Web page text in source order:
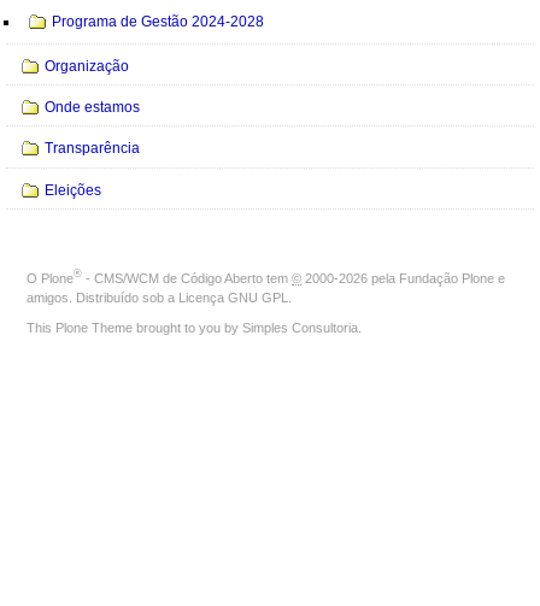
Programa de Gestão 2024-2028
Organização
Onde estamos
Transparência
Eleições
O Plone® - CMS/WCM de Código Aberto tem © 2000-2026 pela Fundação Plone e
amigos. Distribuído sob a Licença GNU GPL
This Plone Theme brought to you by Simples Consultoria